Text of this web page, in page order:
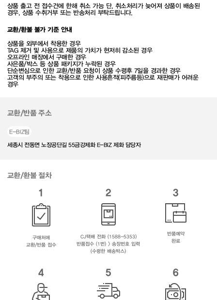
상품 출고 전 접수건에 한해 취소 가능 단, 취소처리가 늦어져 상품이 배송된
경우, 상품 수취거부 또는 반송처리 부탁드립니다.
교환/환불 불가 기준 안내
상품을 외부에서 착용한 경우
TAG 제거 및 사용으로 제품의 가치가 현저히 감소된 경우
오프라인 매장에서 구매한 경우
사은품/박스 등 상품 패키지가 누락된 경우
단순변심으로 인한 교환/반품 요청이 상품 수령후 7일을 경과한 경우
고객의 부주의 또는 착용으로 인한 사용흔적(피주름등)으로 재판매가 어려운
경우
교환/반품 주소
E-BIZ팀
세종시 전동면 노장공단길 55금강제화 E-BIZ 제화 담당자
교환/환불 절차
1
구매처에
교환/반품 접수
2
CJ택배 전화 (1588-5353)
반품접수 (1번) > 송장번호 입력
(수령한 배송박스)
3
반품예약
완료
4 5 6